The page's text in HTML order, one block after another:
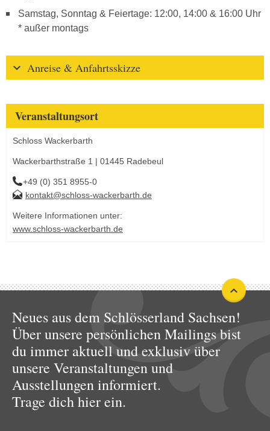
Samstag, Sonntag & Feiertage: 12:00, 14:00 & 16:00 Uhr
* außer montags
Anreise & Anfahrtsskizze
Veranstaltungsort
Schloss Wackerbarth
Wackerbarthstraße 1 | 01445 Radebeul
+49 (0) 351 8955-0
kontakt@schloss-wackerbarth.de
Weitere Informationen unter:
www.schloss-wackerbarth.de
Neues aus dem Schlösserland Sachsen!
Über unsere persönlichen Mailings bist
du immer aktuell und exklusiv über
unsere Veranstaltungen und
Ausstellungen informiert.
Trage dich hier ein.